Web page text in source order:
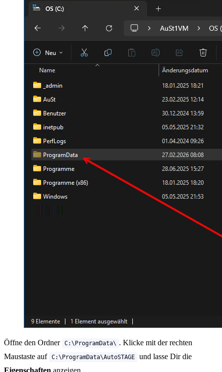
Öffne den Ordner C:\ProgramData\ . Klicke mit der rechten
Maustaste auf C:\ProgramData\AutoSTAGE
und lasse Dir die
Eigenschaften anzeigen.